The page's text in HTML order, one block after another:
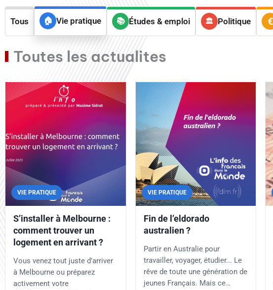
Tous Vie pratique Études & emploi Politique
Toutes les actualites
VIE PRATIQUE
S’installer à Melbourne :
comment trouver un
logement en arrivant ?
Vous venez tout juste d’arriver
à Melbourne ou préparez
activement votre
VIE PRATIQUE
Fin de l’eldorado
australien ?
Partir en Australie pour
travailler, voyager, étudier... Le
rêve de toute une génération de
jeunes Français. Mais ce…